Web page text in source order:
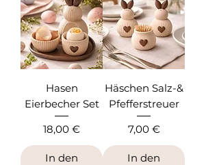
Hasen
Eierbecher Set
Preis
18,00 €
In den
Häschen Salz-&
Pfefferstreuer
Preis
7,00 €
In den